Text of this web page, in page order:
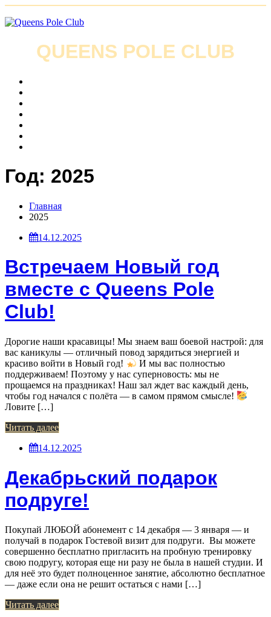
Skip
QUEENS POLE CLUB
Год: 2025
Главная
2025
14.12.2025
Встречаем Новый год
вместе с Queens Pole
Club!
Дорогие наши красавицы! Мы знаем ваш боевой настрой: для
вас каникулы — отличный повод зарядиться энергией и
красиво войти в Новый год!
И мы вас полностью
поддерживаем! Поэтому у нас суперновость: мы не
прощаемся на праздниках! Наш зал ждет вас каждый день,
чтобы год начался с полёта — в самом прямом смысле!
Ловите […]
Читать далее
14.12.2025
Декабрьский подарок
подруге!
Покупай ЛЮБОЙ абонемент с 14 декабря — 3 января — и
получай в подарок Гостевой визит для подруги. Вы можете
совершенно бесплатно пригласить на пробную тренировку
свою подругу, которая еще ни разу не была в нашей студии. И
для неё это будет полноценное занятие, абсолютно бесплатное
— даже если она не решит остаться с нами […]
Читать далее